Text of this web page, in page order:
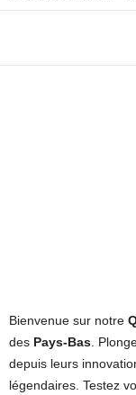
Bienvenue sur notre
des Pays-Bas .
depuis leurs
légendaires. Testez